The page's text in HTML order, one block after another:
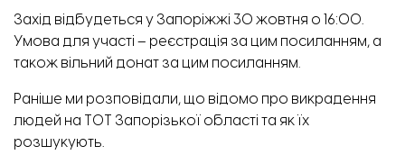
Захід відбудеться у Запоріжжі 30 жовтня о 16:00.
Умова для участі – реєстрація за цим посиланням, а
також вільний донат за цим посиланням.
Раніше ми розповідали, що відомо про викрадення
людей на ТОТ Запорізької області та як їх
розшукують.